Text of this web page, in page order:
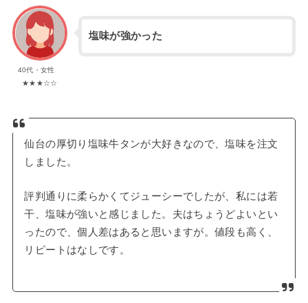
40代・女性
★★★☆☆
塩味が強かった
仙台の厚切り塩味牛タンが大好きなので、塩味を注文
しました。
評判通りに柔らかくてジューシーでしたが、私には若
干、塩味が強いと感じました。夫はちょうどよいとい
ったので、個人差はあると思いますが。値段も高く、
リピートはなしです。